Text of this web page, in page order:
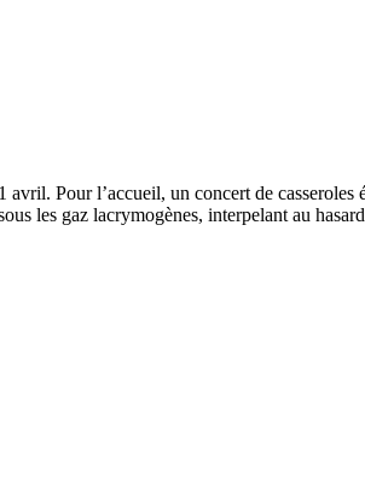
Pour l’accueil, un concert de casseroles
les gaz lacrymogènes, interpelant au